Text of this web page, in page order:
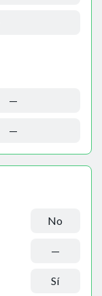
—
—
No
—
Sí